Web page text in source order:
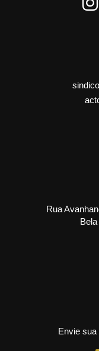
Rua
Envie sua